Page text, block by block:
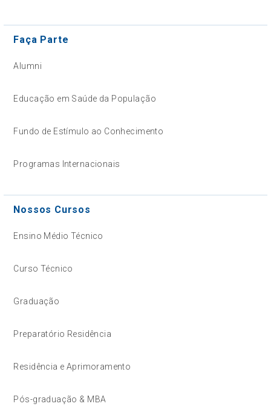
Faça Parte
Alumni
Educação em Saúde da População
Fundo de Estímulo ao Conhecimento
Programas Internacionais
Nossos Cursos
Ensino Médio Técnico
Curso Técnico
Graduação
Preparatório Residência
Residência e Aprimoramento
Pós-graduação & MBA